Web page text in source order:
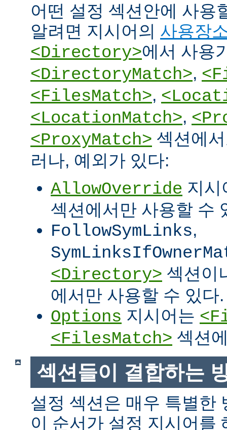
어떤 설정 섹션안에 사용
알려면 지시어의 사용장
<Directory>에서 사용
<DirectoryMatch>,
<FilesMatch>,
<LocationMatch>,
<ProxyMatch> 섹션에
러나, 예외가 있다:
AllowOverride 지
섹션에서만 사용할 수
FollowSymLinks,
<Directory> 섹션이
에서만 사용할 수 있다.
Options 지시어는
<FilesMatch> 섹션
섹션들이 결합하는
설정 섹션은 매우 특별한
이 순서가 설정 지시어를